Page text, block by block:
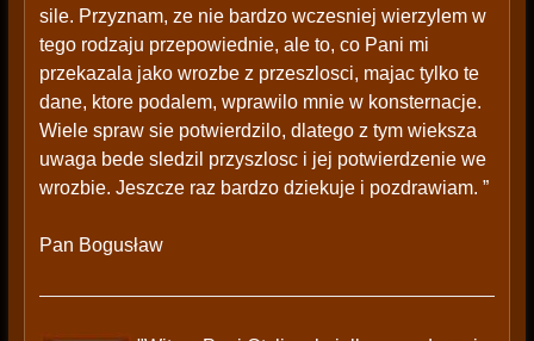
sile. Przyznam, ze nie bardzo wczesniej wierzylem w
tego rodzaju przepowiednie, ale to, co Pani mi
przekazala jako wrozbe z przeszlosci, majac tylko te
dane, ktore podalem, wprawilo mnie w konsternacje.
Wiele spraw sie potwierdzilo, dlatego z tym wieksza
uwaga bede sledzil przyszlosc i jej potwierdzenie we
wrozbie. Jeszcze raz bardzo dziekuje i pozdrawiam. ”
Pan Bogusław